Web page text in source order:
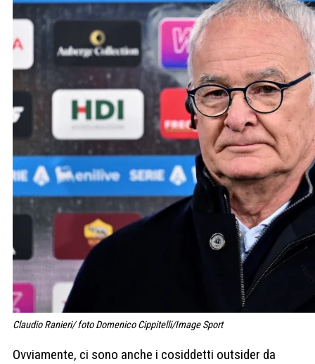
Claudio Ranieri/ foto Domenico Cippitelli/Image Sport
Ovviamente, ci sono anche i cosiddetti outsider da